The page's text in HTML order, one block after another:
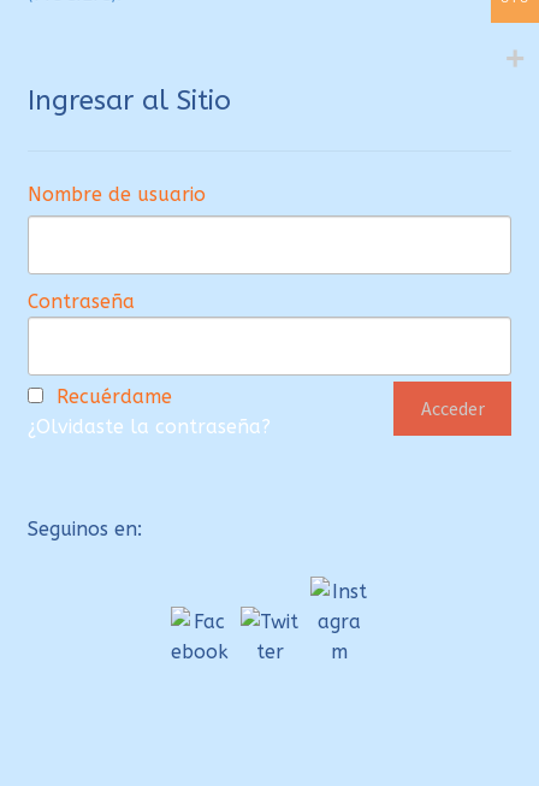
Ingresar al Sitio
Nombre de usuario
Contraseña
Recuérdame
¿Olvidaste la contraseña?
Seguinos en: